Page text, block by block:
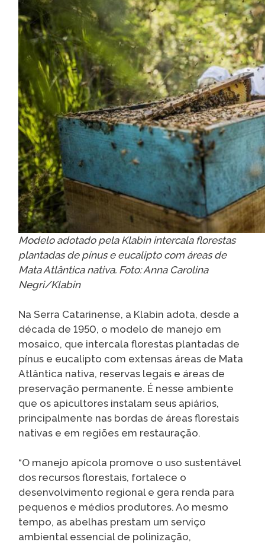
Modelo adotado pela Klabin intercala florestas
plantadas de pínus e eucalipto com áreas de
Mata Atlântica nativa. Foto: Anna Carolina
Negri/Klabin
Na Serra Catarinense, a Klabin adota, desde a
década de 1950, o modelo de manejo em
mosaico, que intercala florestas plantadas de
pínus e eucalipto com extensas áreas de Mata
Atlântica nativa, reservas legais e áreas de
preservação permanente. É nesse ambiente
que os apicultores instalam seus apiários,
principalmente nas bordas de áreas florestais
nativas e em regiões em restauração.
“O manejo apícola promove o uso sustentável
dos recursos florestais, fortalece o
desenvolvimento regional e gera renda para
pequenos e médios produtores. Ao mesmo
tempo, as abelhas prestam um serviço
ambiental essencial de polinização,